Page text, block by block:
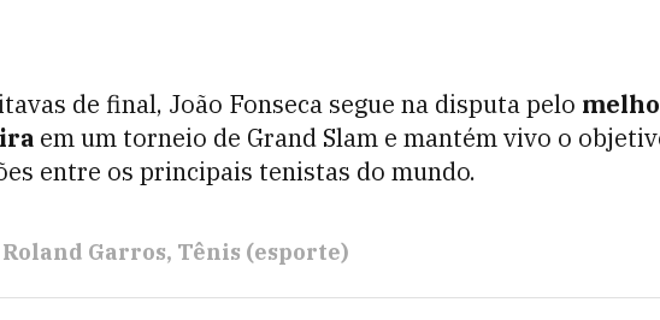
de final, João Fonseca segue na disputa pelo
em um torneio de Grand Slam e mantém vivo o
entre os principais tenistas do mundo.
Roland Garros Tênis (esporte)